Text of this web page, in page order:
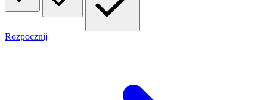
Rozpocznij